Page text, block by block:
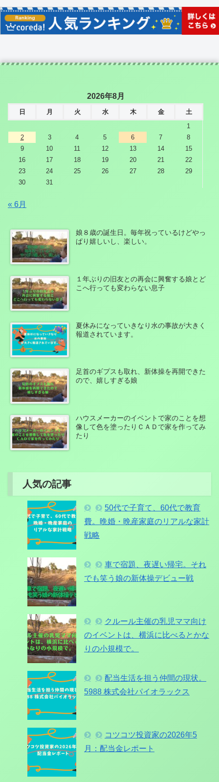
2026年8月
日 月 火 水 木 金
土
1
2
3 4 5 6 7
8
9
10 11 12 13 14
15
16
17 18 19 20 21
22
23
24 25 26 27 28
29
30
31
« 6月
娘８歳の誕生日。毎年祝っているけどやっ
ぱり嬉しいし、楽しい。
１年ぶりの旧友との再会に興奮する娘とど
こへ行っても変わらない息子
夏休みになっていきなり水の事故が大きく
報道されています。
足首のギプスも取れ、新体操を再開できた
ので、嬉しすぎる娘
ハウスメーカーのイベントで家のことを想
像して色を塗ったりＣＡＤで家を作ってみ
たり
人気の記事
50代で子育て、60代で教育
費。晩婚・晩産家庭のリアルな家計
戦略
車で宿題、夜遅い帰宅。それ
でも笑う娘の新体操デビュー戦
クルール主催の乳児ママ向け
のイベントは、横浜に比べるとかな
りの小規模で。
配当生活を担う仲間の現状。
5988 株式会社パイオラックス
コツコツ投資家の2026年5
月：配当金レポート